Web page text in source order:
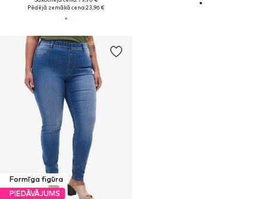
Pēdējā zemākā cena:23,96 €
Formīga figūra
PIEDĀVĀJUMS